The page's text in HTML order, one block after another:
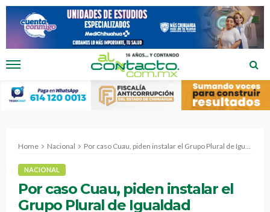
Home Nacional Por caso Cuau, piden instalar el Grupo Plural de Igualdad
NACIONAL
Por caso Cuau, piden instalar el
Grupo Plural de Igualdad